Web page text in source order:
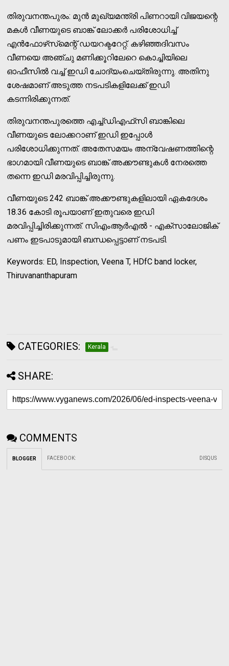
തിരുവനന്തപുരം: മുന്‍ മുഖ്യമന്ത്രി പിണറായി വിജയന്റെ
മകള്‍ വീണയുടെ ബാങ്ക് ലോക്കര്‍ പരിശോധിച്ച്
എന്‍ഫോഴ്‌സ്‌മെന്റ് ഡയറക്ടറേറ്റ്. കഴിഞ്ഞദിവസം
വീണയെ അഞ്ചു മണിക്കൂറിലേറെ കൊച്ചിയിലെ
ഓഫീസില്‍ വച്ച് ഇഡി ചോദ്യംചെയ്തിരുന്നു. അതിനു
ശേഷമാണ് അടുത്ത നടപടികളിലേക്ക് ഇഡി
കടന്നിരിക്കുന്നത്.
തിരുവനന്തപുരത്തെ എച്ച്ഡിഎഫ്‌സി ബാങ്കിലെ
വീണയുടെ ലോക്കറാണ് ഇഡി ഇപ്പോള്‍
പരിശോധിക്കുന്നത്. അതേസമയം അന്വേഷണത്തിന്റെ
ഭാഗമായി വീണയുടെ ബാങ്ക് അക്കൗണ്ടുകള്‍ നേരത്തെ
തന്നെ ഇഡി മരവിപ്പിച്ചിരുന്നു.
വീണയുടെ 242 ബാങ്ക് അക്കൗണ്ടുകളിലായി ഏകദേശം
18.36 കോടി രൂപയാണ് ഇതുവരെ ഇഡി
മരവിപ്പിച്ചിരിക്കുന്നത്. സിഎംആര്‍എല്‍ - എക്‌സാലോജിക്
പണം ഇടപാടുമായി ബന്ധപ്പെട്ടാണ് നടപടി.
Keywords: ED, Inspection, Veena T, HDfC band locker,
Thiruvananthapuram
CATEGORIES: Kerala
SHARE:
COMMENTS
BLOGGER FACEBOOK: DISQUS